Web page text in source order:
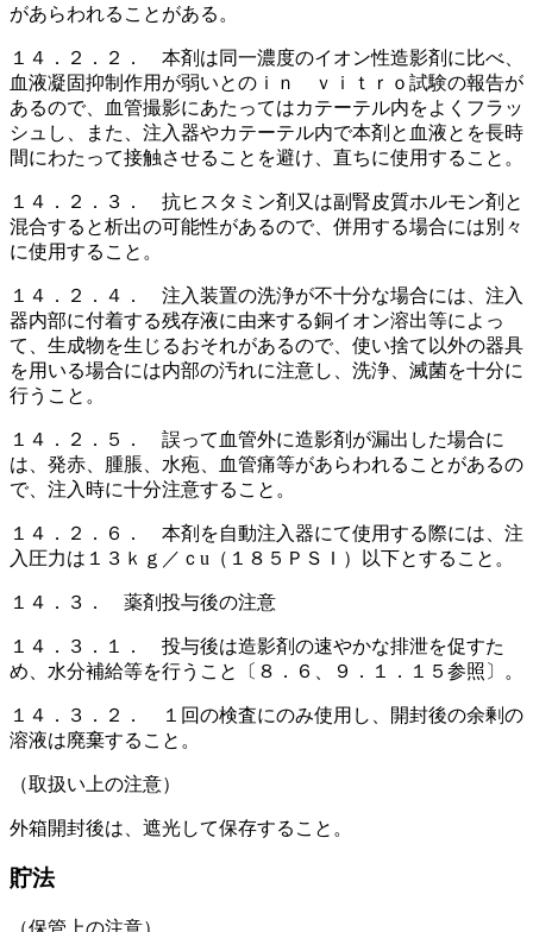
があらわれることがある。
１４．２．２． 本剤は同一濃度のイオン性造影剤に比べ、
血液凝固抑制作用が弱いとのｉｎ ｖｉｔｒｏ試験の報告が
あるので、血管撮影にあたってはカテーテル内をよくフラッ
シュし、また、注入器やカテーテル内で本剤と血液とを長時
間にわたって接触させることを避け、直ちに使用すること。
１４．２．３． 抗ヒスタミン剤又は副腎皮質ホルモン剤と
混合すると析出の可能性があるので、併用する場合には別々
に使用すること。
１４．２．４． 注入装置の洗浄が不十分な場合には、注入
器内部に付着する残存液に由来する銅イオン溶出等によっ
て、生成物を生じるおそれがあるので、使い捨て以外の器具
を用いる場合には内部の汚れに注意し、洗浄、滅菌を十分に
行うこと。
１４．２．５． 誤って血管外に造影剤が漏出した場合に
は、発赤、腫脹、水疱、血管痛等があらわれることがあるの
で、注入時に十分注意すること。
１４．２．６． 本剤を自動注入器にて使用する際には、注
入圧力は１３ｋｇ／ｃu（１８５ＰＳＩ）以下とすること。
１４．３． 薬剤投与後の注意
１４．３．１． 投与後は造影剤の速やかな排泄を促すた
め、水分補給等を行うこと〔８．６、９．１．１５参照〕。
１４．３．２． １回の検査にのみ使用し、開封後の余剰の
溶液は廃棄すること。
（取扱い上の注意）
外箱開封後は、遮光して保存すること。
貯法